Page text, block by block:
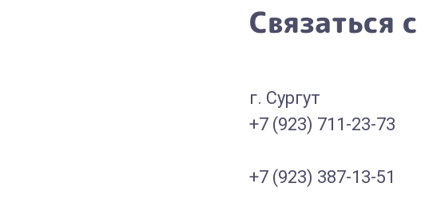
Связаться
г. Сургут
+7 (923) 711-23-73
+7 (923) 387-13-51